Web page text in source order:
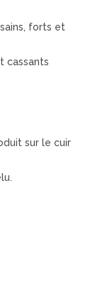
forts et
cassants
sur le cuir